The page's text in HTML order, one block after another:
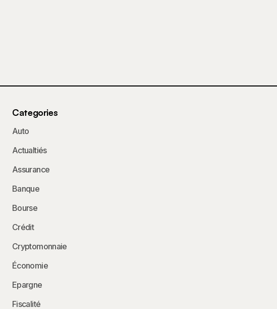
Categories
Auto
Actualtiés
Assurance
Banque
Bourse
Crédit
Cryptomonnaie
Économie
Epargne
Fiscalité